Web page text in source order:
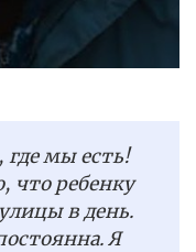
мы есть!
что ребенку
в день.
Я